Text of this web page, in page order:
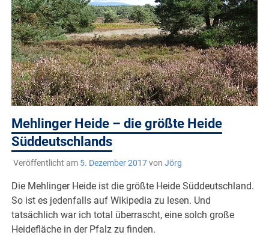
Mehlinger Heide – die größte Heide
Süddeutschlands
Veröffentlicht am 5. Dezember 2017von Jörg
Die Mehlinger Heide ist die größte Heide Süddeutschland.
So ist es jedenfalls auf Wikipedia zu lesen. Und
tatsächlich war ich total überrascht, eine solch große
Heidefläche in der Pfalz zu finden.